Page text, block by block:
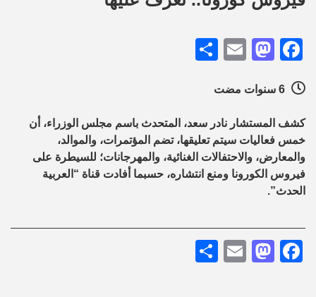
Facebook
Mastodon
Email
كشف المستشار نادر سعد، المتحدث باسم مجلس الوزراء، أن
خمس فعاليات سيتم تعليقها، تضم المؤتمرات، والموالد،
والمعارض، والاحتفالات الغنائية، والمهرجانات؛ للسيطرة على
فيروس الكورونا ومنع انتشاره، حسبما أفادت قناة “العربية
الحدث”.
Facebook
Mastodon
Email